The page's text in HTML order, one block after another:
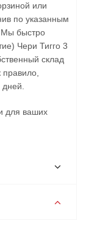
или
по указанным
Мы быстро
Чери Тигго 3
склад
правило,
для ваших